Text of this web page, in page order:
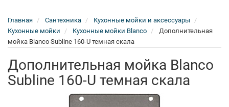
Главная Сантехника
Кухонные мойки и аксессуары
Кухонные мойки
Кухонные мойки Blanco
Дополнительная
мойка Blanco Subline 160-U темная скала
Дополнительная мойка Blanco
Subline 160-U темная скала